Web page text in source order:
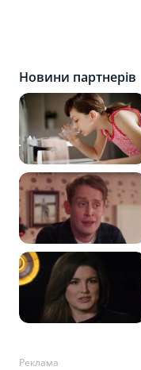
Реклама